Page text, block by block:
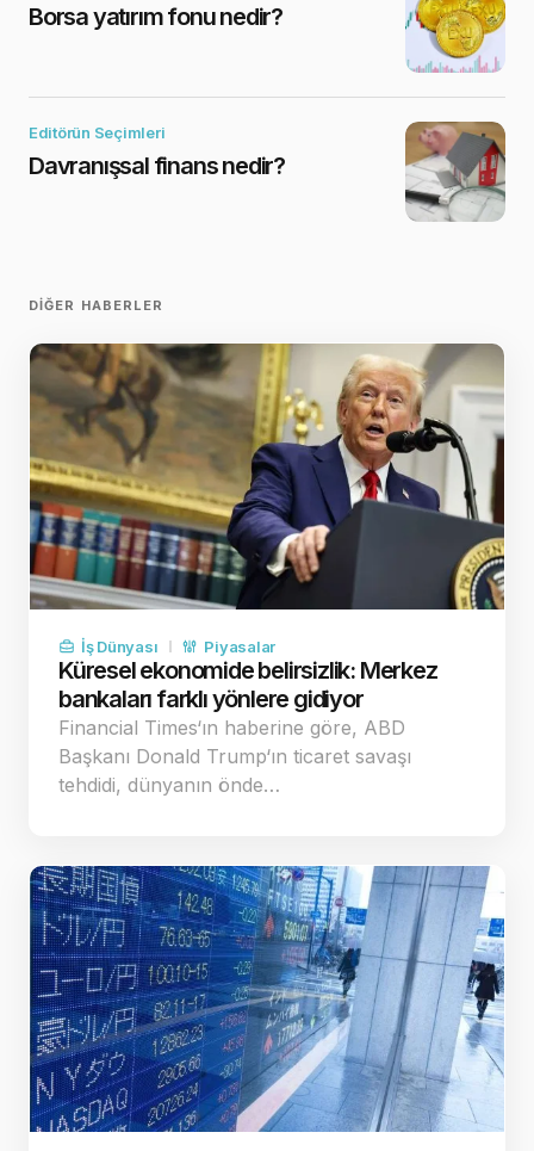
Borsa yatırım fonu nedir?
Editörün Seçimleri
Davranışsal finans nedir?
DIĞER HABERLER
İş Dünyası Piyasalar
Küresel ekonomide belirsizlik: Merkez
bankaları farklı yönlere gidiyor
Financial Times‘ın haberine göre, ABD
Başkanı Donald Trump‘ın ticaret savaşı
tehdidi, dünyanın önde…